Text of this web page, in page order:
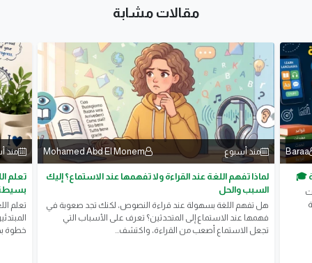
مقالات مشابة
Baraa منذ أسبوع Mohamed Abd El Monem
لماذا تفهم اللغة عند القراءة ولا تفهمها عند الاستماع؟ إليك
السبب والحل
هل تفهم اللغة بسهولة عند قراءة النصوص، لكنك تجد صعوبة في
فهمها عند الاستماع إلى المتحدثين؟ تعرف على الأسباب التي
تجعل الاستماع أصعب من القراءة، واكتشف...
منذ
تعلم
تعلم
خطوة